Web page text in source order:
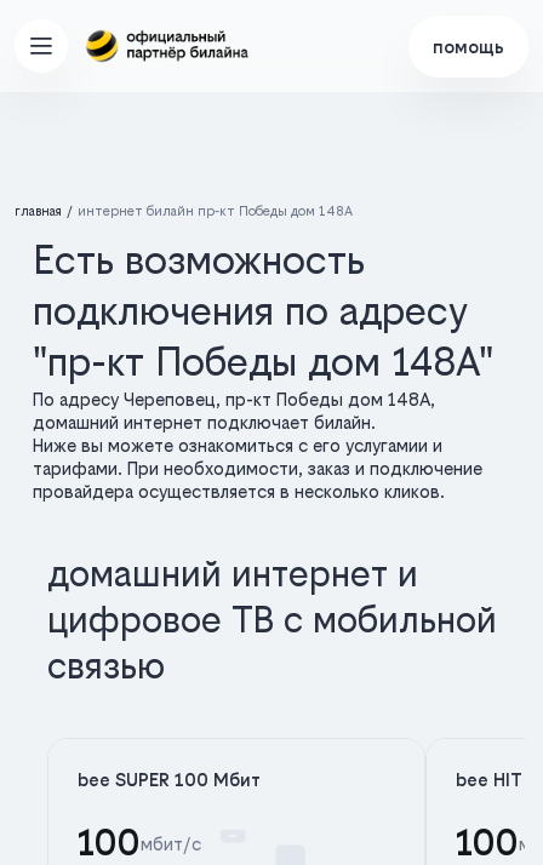
помощь
главная интернет билайн пр-кт Победы дом 148А
Есть возможность
подключения по адресу
"пр-кт Победы дом 148А"
По адресу Череповец, пр-кт Победы дом 148А,
домашний интернет подключает билайн.
Ниже вы можете ознакомиться с его услугамии и
тарифами. При необходимости, заказ и подключение
провайдера осуществляется в несколько кликов.
домашний интернет и
цифровое ТВ с мобильной
связью
bee SUPER 100 Мбит
100мбит/с
bee HIT
100